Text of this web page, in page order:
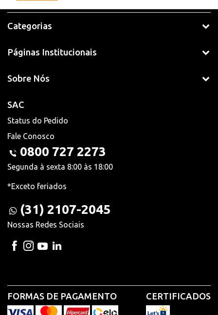
Categorias
Páginas Institucionais
Sobre Nós
SAC
Status do Pedido
Fale Conosco
0800 727 2273
Segunda à sexta 8:00 às 18:00
*Exceto feriados
(31) 2107-2045
Nossas Redes Sociais
FORMAS DE PAGAMENTO CERTIFICADOS